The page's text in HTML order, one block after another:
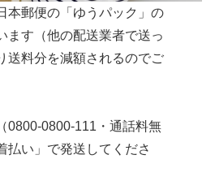
本郵便の「ゆうパック」の
ます（他の配送業者で送っ
送料分を減額されるのでご
0800-0800-111・通話料無
払い」で発送してくださ